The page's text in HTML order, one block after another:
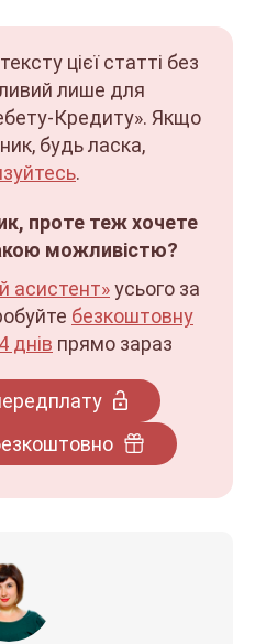
цієї статті без
лише для
Кредиту». Якщо
будь ласка,
.
проте теж хочете
можливістю?
асистент»усього за
безкоштовну
днів прямо зараз